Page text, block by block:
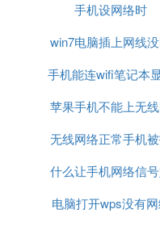
2、你的电脑连接别的
连接此wifi上不了网。
现在跟随着步骤来解
线网络图标，然后点
打开“网络和共享中心
后点击”详细信息“，
络
手机设网络时
win7电脑插上网线
络
手机能连wifi笔记本
无网络
苹果手机不能上无
络连接电脑连接不
无线网络正常手机
绝接入
什么让手机网络信
电脑打开wps没有